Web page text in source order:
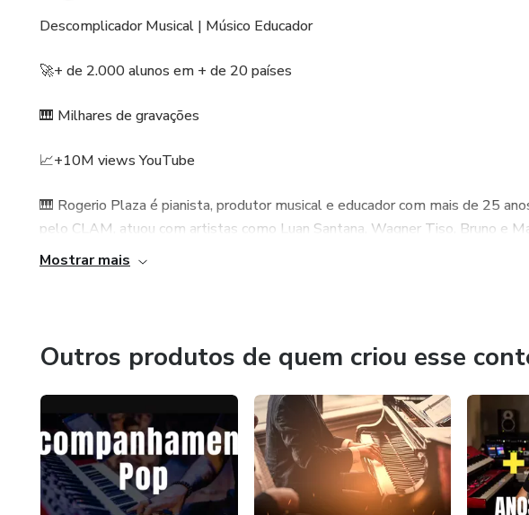
Descomplicador Musical | Músico Educador
🚀+ de 2.000 alunos em + de 20 países
🎹 Milhares de gravações
📈+10M views YouTube
🎹 Rogerio Plaza é pianista, produtor musical e educador com mais de 25
pelo CLAM, atuou com artistas como Luan Santana, Wagner Tiso, Bruno e
CDs e álbuns digitais, são mais de 6.000 faixas gravadas para produtores e
para quem deseja aprender piano com leveza, prazer e autonomia.
Mostrar mais
Outros produtos de quem criou esse